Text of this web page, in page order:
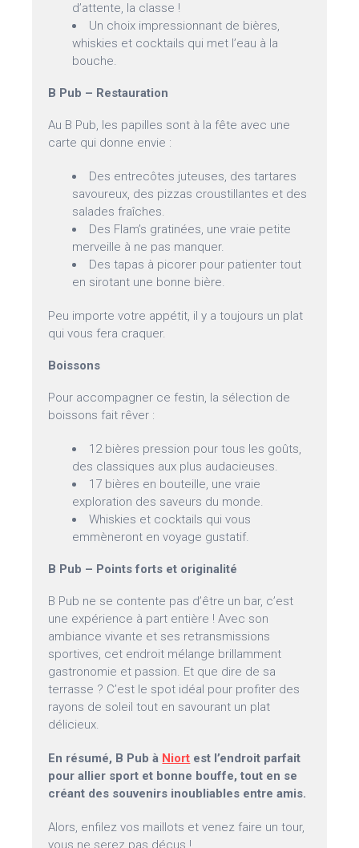
d’attente, la classe !
Un choix impressionnant de bières,
whiskies et cocktails qui met l’eau à la
bouche.
B Pub – Restauration
Au B Pub, les papilles sont à la fête avec une
carte qui donne envie :
Des entrecôtes juteuses, des tartares
savoureux, des pizzas croustillantes et des
salades fraîches.
Des Flam’s gratinées, une vraie petite
merveille à ne pas manquer.
Des tapas à picorer pour patienter tout
en sirotant une bonne bière.
Peu importe votre appétit, il y a toujours un plat
qui vous fera craquer.
Boissons
Pour accompagner ce festin, la sélection de
boissons fait rêver :
12 bières pression pour tous les goûts,
des classiques aux plus audacieuses.
17 bières en bouteille, une vraie
exploration des saveurs du monde.
Whiskies et cocktails qui vous
emmèneront en voyage gustatif.
B Pub – Points forts et originalité
B Pub ne se contente pas d’être un bar, c’est
une expérience à part entière ! Avec son
ambiance vivante et ses retransmissions
sportives, cet endroit mélange brillamment
gastronomie et passion. Et que dire de sa
terrasse ? C’est le spot idéal pour profiter des
rayons de soleil tout en savourant un plat
délicieux.
En résumé, B Pub à Niort est l’endroit parfait
pour allier sport et bonne bouffe, tout en se
créant des souvenirs inoubliables entre amis.
Alors, enfilez vos maillots et venez faire un tour,
vous ne serez pas déçus !